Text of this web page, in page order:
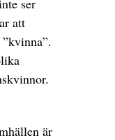
att
är